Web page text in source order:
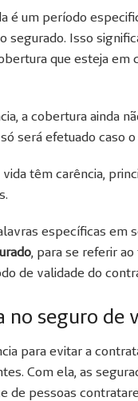
é um período
segurado. Isso
que esteja em
a cobertura ainda
será efetuado caso
têm carência,
específicas em
, para se referir ao
de validade do
no seguro de
para evitar a
Com ela, as
de pessoas